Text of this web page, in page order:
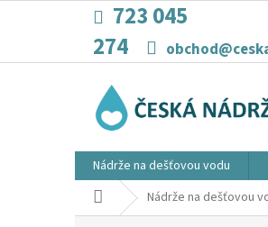
723 045
274
Nádrže na dešťovou vodu
Domů Nádrže na dešťovou